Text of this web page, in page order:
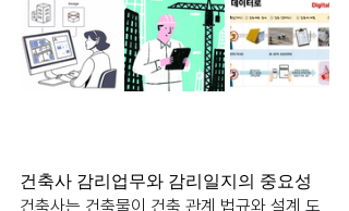
건축사 감리업무와 감리일지의 중요성
건축사는 건축물이 건축 관계 법규와 설계 도